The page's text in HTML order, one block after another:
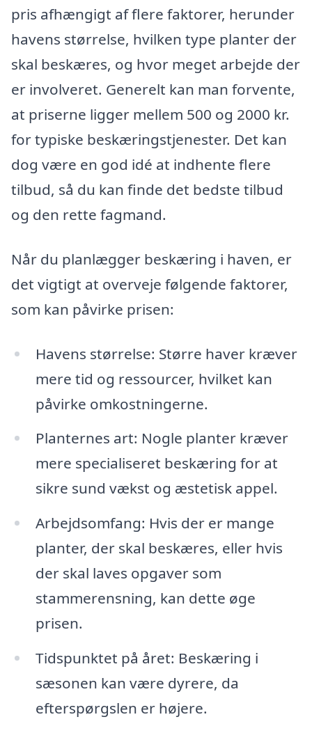
pris afhængigt af flere faktorer, herunder
havens størrelse, hvilken type planter der
skal beskæres, og hvor meget arbejde der
er involveret. Generelt kan man forvente,
at priserne ligger mellem 500 og 2000 kr.
for typiske beskæringstjenester. Det kan
dog være en god idé at indhente flere
tilbud, så du kan finde det bedste tilbud
og den rette fagmand.
Når du planlægger beskæring i haven, er
det vigtigt at overveje følgende faktorer,
som kan påvirke prisen:
Havens størrelse: Større haver kræver
mere tid og ressourcer, hvilket kan
påvirke omkostningerne.
Planternes art: Nogle planter kræver
mere specialiseret beskæring for at
sikre sund vækst og æstetisk appel.
Arbejdsomfang: Hvis der er mange
planter, der skal beskæres, eller hvis
der skal laves opgaver som
stammerensning, kan dette øge
prisen.
Tidspunktet på året: Beskæring i
sæsonen kan være dyrere, da
efterspørgslen er højere.